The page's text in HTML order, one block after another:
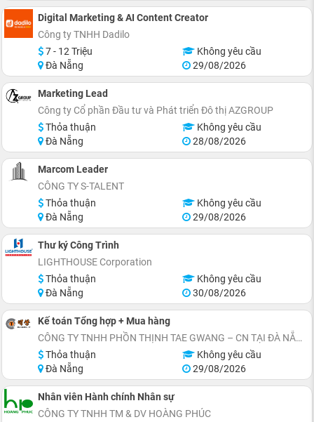
Digital Marketing & AI Content Creator
Công ty TNHH Dadilo
7 - 12 Triệu
Không yêu cầu
Đà Nẵng
29/08/2026
Marketing Lead
Công ty Cổ phần Đầu tư và Phát triển Đô thị AZGROUP
Thỏa thuận
Không yêu cầu
Đà Nẵng
28/08/2026
Marcom Leader
CÔNG TY S-TALENT
Thỏa thuận
Không yêu cầu
Đà Nẵng
29/08/2026
Thư ký Công Trình
LIGHTHOUSE Corporation
Thỏa thuận
Không yêu cầu
Đà Nẵng
30/08/2026
Kế toán Tổng hợp + Mua hàng
CÔNG TY TNHH PHỒN THỊNH TAE GWANG – CN TẠI ĐÀ NẴNG
Thỏa thuận
Không yêu cầu
Đà Nẵng
29/08/2026
Nhân viên Hành chính Nhân sự
CÔNG TY TNHH TM & DV HOÀNG PHÚC